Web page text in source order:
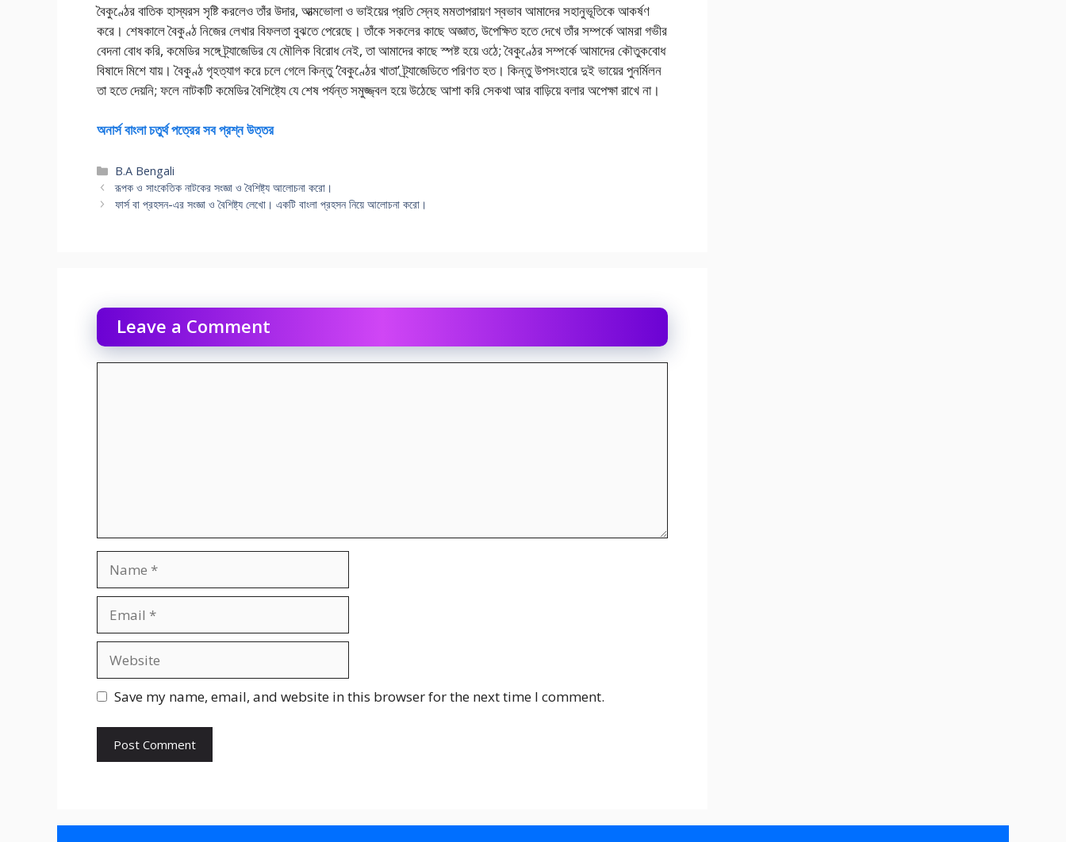
বৈকুণ্ঠের বাতিক হাস্যরস সৃষ্টি করলেও তাঁর উদার, আত্মভোলা ও ভাইয়ের প্রতি স্নেহ মমতাপরায়ণ স্বভাব আমাদের সহানুভূতিকে আকর্ষণ
করে। শেষকালে বৈকুণ্ঠ নিজের লেখার বিফলতা বুঝতে পেরেছে। তাঁকে সকলের কাছে অজ্ঞাত, উপেক্ষিত হতে দেখে তাঁর সম্পর্কে আমরা গভীর
বেদনা বোধ করি, কমেডির সঙ্গে ট্র্যাজেডির যে মৌলিক বিরোধ নেই, তা আমাদের কাছে স্পষ্ট হয়ে ওঠে; বৈকুণ্ঠের সম্পর্কে আমাদের কৌতুকবোধ
বিষাদে মিশে যায়। বৈকুণ্ঠ গৃহত্যাগ করে চলে গেলে কিন্তু ‘বৈকুণ্ঠের খাতা’ ট্র্যাজেডিতে পরিণত হত। কিন্তু উপসংহারে দুই ভায়ের পুনর্মিলন
তা হতে দেয়নি; ফলে নাটকটি কমেডির বৈশিষ্ট্যে যে শেষ পর্যন্ত সমুজ্জ্বল হয়ে উঠেছে আশা করি সেকথা আর বাড়িয়ে বলার অপেক্ষা রাখে না।
অনার্স বাংলা চতুর্থ পত্রের সব প্রশ্ন উত্তর
Categories
B.A Bengali
রূপক ও সাংকেতিক নাটকের সংজ্ঞা ও বৈশিষ্ট্য আলোচনা করো।
ফার্স বা প্রহসন-এর সংজ্ঞা ও বৈশিষ্ট্য লেখো। একটি বাংলা প্রহসন নিয়ে আলোচনা করো।
Leave a Comment
Save my name, email, and website in this browser for the next time I comment.